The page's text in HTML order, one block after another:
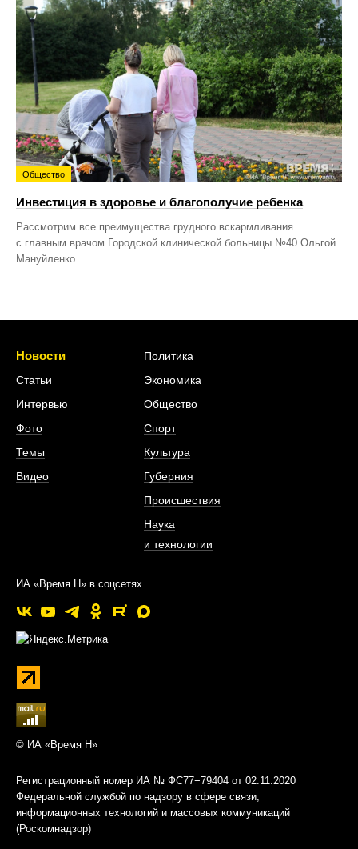
Общество
Инвестиция в здоровье и благополучие ребенка
Рассмотрим все преимущества грудного вскармливания
с главным врачом Городской клинической больницы №40 Ольгой
Мануйленко.
Новости
Статьи
Интервью
Фото
Темы
Видео
Политика
Экономика
Общество
Спорт
Культура
Губерния
Происшествия
Наука
и технологии
ИА «Время Н» в соцсетях
© ИА «Время Н»
Регистрационный номер ИА № ФС77−79404 от 02.11.2020
Федеральной службой по надзору в сфере связи,
информационных технологий и массовых коммуникаций
(Роскомнадзор)